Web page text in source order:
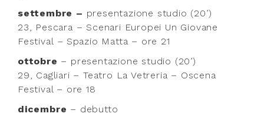
settembre – presentazione studio (20’)
23, Pescara – Scenari Europei Un Giovane
Festival – Spazio Matta– ore 21
ottobre – presentazione studio (20’)
29, Cagliari – Teatro La Vetreria – Oscena
Festival – ore 18
dicembre – debutto